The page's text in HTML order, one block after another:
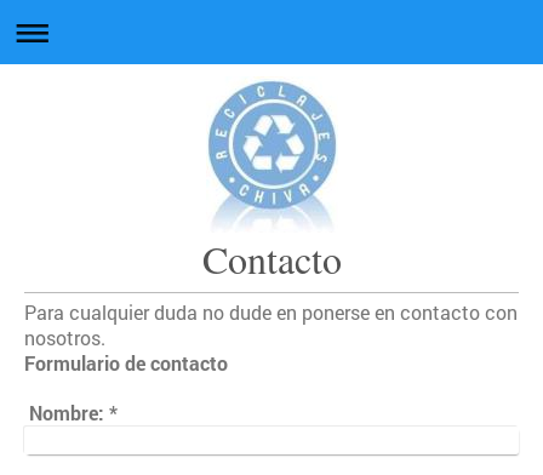
Contacto
Para cualquier duda no dude en ponerse en contacto con
nosotros.
Formulario de contacto
Nombre: *